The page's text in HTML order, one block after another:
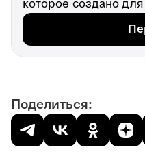
которое создано
Поделиться: